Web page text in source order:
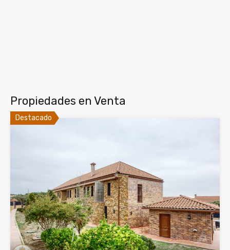
Propiedades en Venta
Destacado